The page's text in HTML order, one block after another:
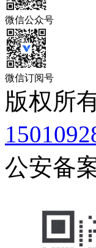
微信公众号
微信订阅号
版权所
公安备